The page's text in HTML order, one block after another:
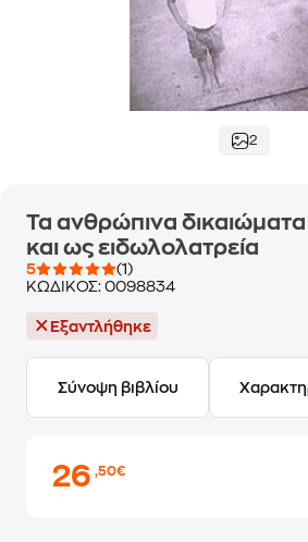
2
Τα ανθρώπινα δικαιώματα
και ως ειδωλολατρεία
5
(1)
ΚΩΔΙΚΟΣ: 0098834
Εξαντλήθηκε
Σύνοψη βιβλίου
26,50€